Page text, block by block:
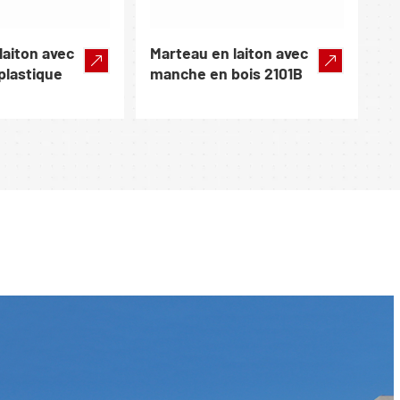
avec
Marteau en laiton avec
manche en bois 2101B